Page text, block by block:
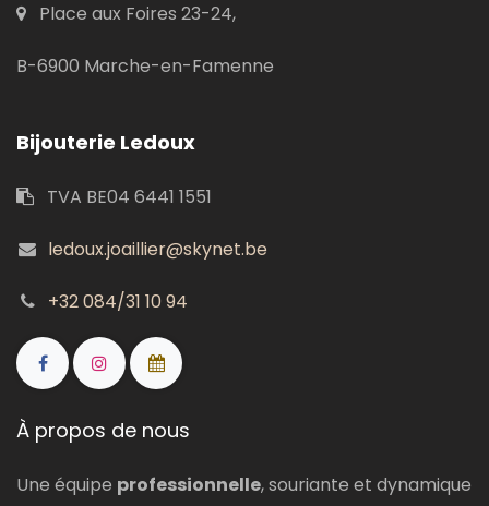
Place aux Foires 23-24,
B-6900 Marche-en-Famenne
Bijouterie Ledoux
TVA BE04 6441 1551
ledoux.joaillier@skynet.be
+32 084/31 10 94
À propos de nous
Une équipe professionnelle, souriante et dynamique